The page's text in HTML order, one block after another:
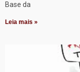
Base da
Leia mais »